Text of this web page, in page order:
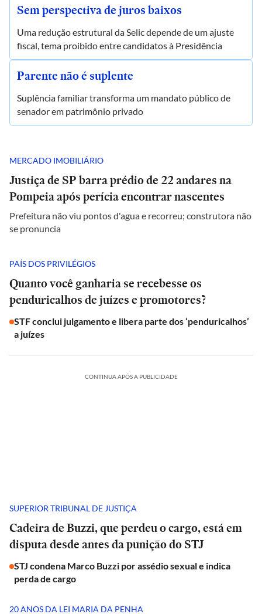
Sem perspectiva de juros baixos
Uma redução estrutural da Selic depende de um ajuste
fiscal, tema proibido entre candidatos à Presidência
Parente não é suplente
Suplência familiar transforma um mandato público de
senador em patrimônio privado
MERCADO IMOBILIÁRIO
Justiça de SP barra prédio de 22 andares na
Pompeia após perícia encontrar nascentes
Prefeitura não viu pontos d'agua e recorreu; construtora não
se pronuncia
PAÍS DOS PRIVILÉGIOS
Quanto você ganharia se recebesse os
penduricalhos de juízes e promotores?
STF conclui julgamento e libera parte dos ‘penduricalhos’
a juízes
CONTINUA APÓS A PUBLICIDADE
SUPERIOR TRIBUNAL DE JUSTIÇA
Cadeira de Buzzi, que perdeu o cargo, está em
disputa desde antes da punição do STJ
STJ condena Marco Buzzi por assédio sexual e indica
perda de cargo
20 ANOS DA LEI MARIA DA PENHA